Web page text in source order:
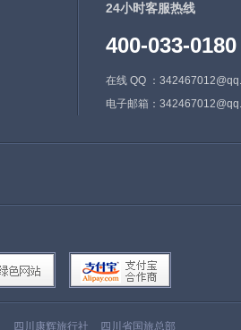
查看更多>>
24小时客服热线
400-033-0180
在线 QQ ：
电子邮箱：
四川康辉旅行社 四川省国旅总部